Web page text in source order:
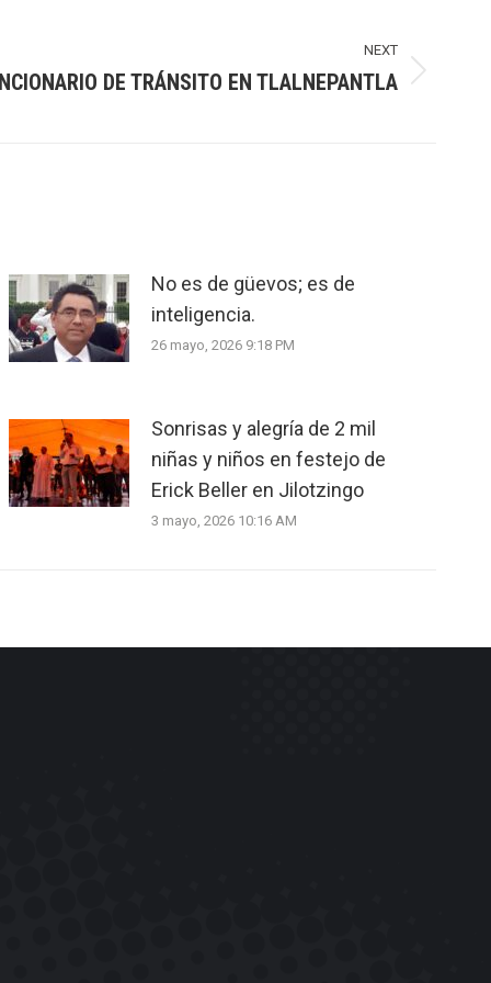
NEXT
DE TRÁNSITO EN TLALNEPANTLA
No es de güevos; es de
inteligencia.
26 mayo, 2026 9:18 PM
Sonrisas y alegría de 2 mil
niñas y niños en festejo de
Erick Beller en Jilotzingo
3 mayo, 2026 10:16 AM